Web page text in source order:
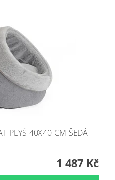
PLYŠ 40X40 CM ŠEDÁ
1 487 Kč